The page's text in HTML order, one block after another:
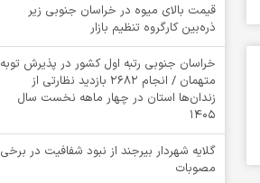
قیمت بالای میوه در خراسان جنوبی زیر
ذره‌بین کارگروه تنظیم بازار
خراسان جنوبی رتبه اول کشور در پذیرش توبه
متهمان / انجام ۲۶۸۲ بازدید نظارتی از
زندان‌ها استان در چهار ماهه نخست سال
1405
گلایه شهردار بیرجند از نبود شفافیت در برخی
مصوبات